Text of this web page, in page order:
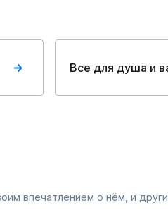
Все для душа и
впечатлением о нём, и